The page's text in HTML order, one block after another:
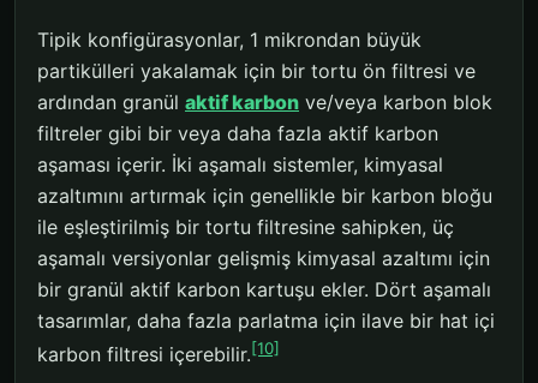
Tipik konfigürasyonlar, 1 mikrondan büyük
partikülleri yakalamak için bir tortu ön filtresi ve
ardından granül aktif karbon ve/veya karbon blok
filtreler gibi bir veya daha fazla aktif karbon
aşaması içerir. İki aşamalı sistemler, kimyasal
azaltımını artırmak için genellikle bir karbon bloğu
ile eşleştirilmiş bir tortu filtresine sahipken, üç
aşamalı versiyonlar gelişmiş kimyasal azaltımı için
bir granül aktif karbon kartuşu ekler. Dört aşamalı
tasarımlar, daha fazla parlatma için ilave bir hat içi
karbon filtresi içerebilir.[10]